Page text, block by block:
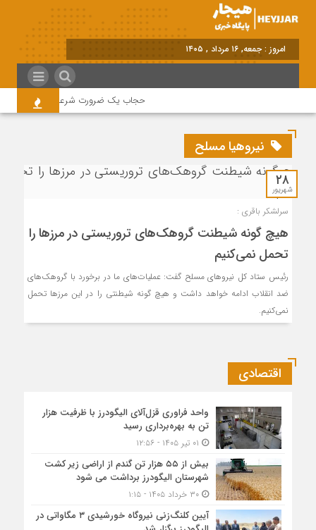
امروز : جمعه, ۱۶ مرداد , ۱۴۰۵
حجاب یک ضرورت شرعی قانونی و همه
نیروهیا مسلح
۲۸
شهریور
سرلشکر باقری :
هیچ گونه شیطنت گروهک‌های تروریستی در مرزها را
تحمل نمی‌کنیم
رئیس ستاد کل نیروهای مسلح گفت: عملیات‌های ما در برخورد با گروهک‌های
ضد انقلاب ادامه خواهد داشت و هیچ گونه شیطنتی را در این مرزها تحمل
نمی‌کنیم.
اقتصادی
واحد فراوری قزل‌آلای الیگودرز با ظرفیت هزار
تن به بهره‌برداری رسید
بیش از ۵۵ هزار تن گندم از اراضی زیر کشت
شهرستان الیگودرز برداشت می شود
۳۰ خرداد ۱۴۰۵ - ۱:۱۵
آیین کلنگ‌زنی نیروگاه خورشیدی ۳ مگاواتی در